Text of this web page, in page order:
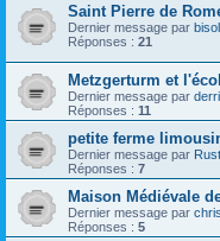
Saint Pierre de
Dernier message par
Réponses : 21
Metzgerturm et
Dernier message par
Réponses : 11
petite ferme
Dernier message par
Réponses : 7
Maison Médiévale
Dernier message par
Réponses : 5